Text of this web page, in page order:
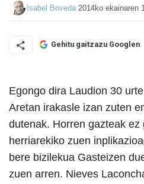
Isabel Boveda 2014ko ekainaren
Gehitu gaitzazu Googlen
Egongo dira Laudion 30
Aretan irakasle izan zuten
dutenak. Horren gazteak
herriarekiko zuen
bere bizilekua Gasteizen
zuen arren. Nieves